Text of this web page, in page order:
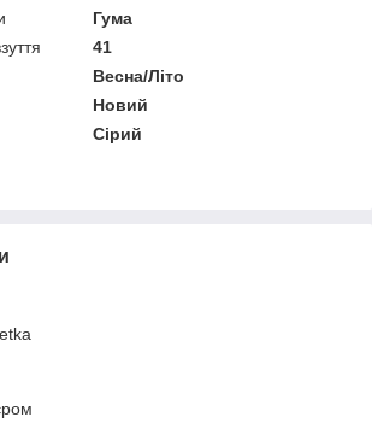
Гума
41
Весна/Літо
Новий
Сірий